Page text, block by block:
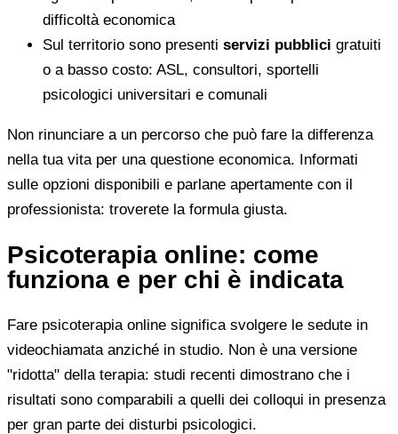
difficoltà economica
Sul territorio sono presenti servizi pubblici gratuiti
o a basso costo: ASL, consultori, sportelli
psicologici universitari e comunali
Non rinunciare a un percorso che può fare la differenza
nella tua vita per una questione economica. Informati
sulle opzioni disponibili e parlane apertamente con il
professionista: troverete la formula giusta.
Psicoterapia online: come
funziona e per chi è indicata
Fare psicoterapia online significa svolgere le sedute in
videochiamata anziché in studio. Non è una versione
"ridotta" della terapia: studi recenti dimostrano che i
risultati sono comparabili a quelli dei colloqui in presenza
per gran parte dei disturbi psicologici.